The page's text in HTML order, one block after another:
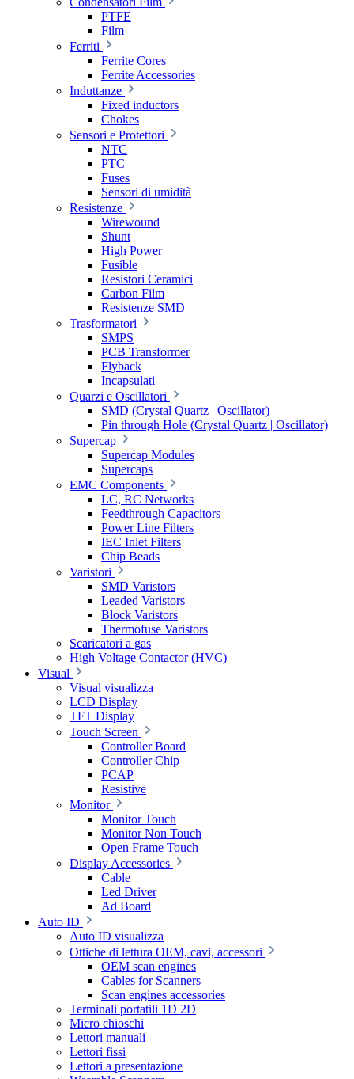
PTFE
Film
Ferriti
Ferrite Cores
Ferrite Accessories
Induttanze
Fixed inductors
Chokes
Sensori e Protettori
NTC
PTC
Fuses
Sensori di umidità
Resistenze
Wirewound
Shunt
High Power
Fusible
Resistori Ceramici
Carbon Film
Resistenze SMD
Trasformatori
SMPS
PCB Transformer
Flyback
Incapsulati
Quarzi e Oscillatori
SMD (Crystal Quartz | Oscillator)
Pin through Hole (Crystal Quartz | Oscillator)
Supercap
Supercap Modules
Supercaps
EMC Components
LC, RC Networks
Feedthrough Capacitors
Power Line Filters
IEC Inlet Filters
Chip Beads
Varistori
SMD Varistors
Leaded Varistors
Block Varistors
Thermofuse Varistors
Scaricatori a gas
High Voltage Contactor (HVC)
Visual
Visual visualizza
LCD Display
TFT Display
Touch Screen
Controller Board
Controller Chip
PCAP
Resistive
Monitor
Monitor Touch
Monitor Non Touch
Open Frame Touch
Display Accessories
Cable
Led Driver
Ad Board
Auto ID
Auto ID visualizza
Ottiche di lettura OEM, cavi, accessori
OEM scan engines
Cables for Scanners
Scan engines accessories
Terminali portatili 1D 2D
Micro chioschi
Lettori manuali
Lettori fissi
Lettori a presentazione